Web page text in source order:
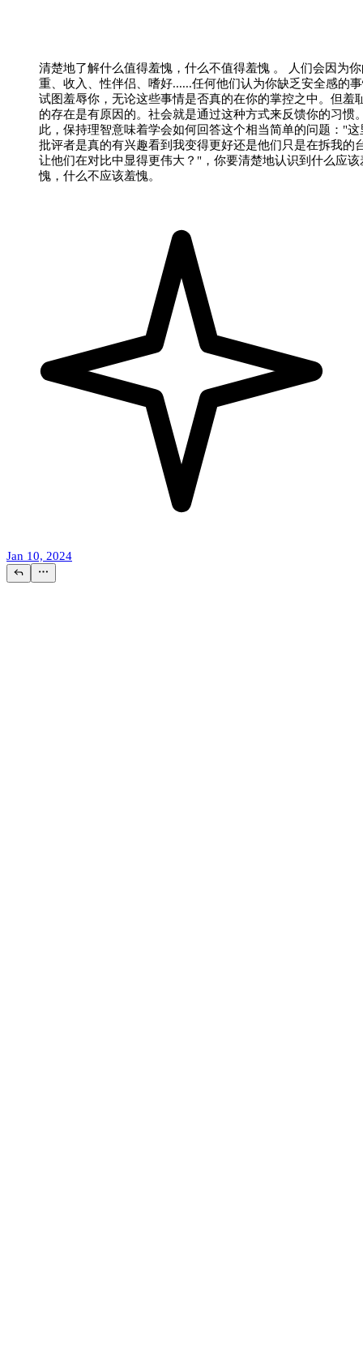
清楚地了解什么值得羞愧，什么不值得羞愧 。 人们会因为
重、收入、性伴侣、嗜好......任何他们认为你缺乏安全感的
试图羞辱你，无论这些事情是否真的在你的掌控之中。但羞
的存在是有原因的。社会就是通过这种方式来反馈你的习惯
此，保持理智意味着学会如何回答这个相当简单的问题："这
批评者是真的有兴趣看到我变得更好还是他们只是在拆我的
让他们在对比中显得更伟大？"，你要清楚地认识到什么应该
愧，什么不应该羞愧。
Jan 10, 2024